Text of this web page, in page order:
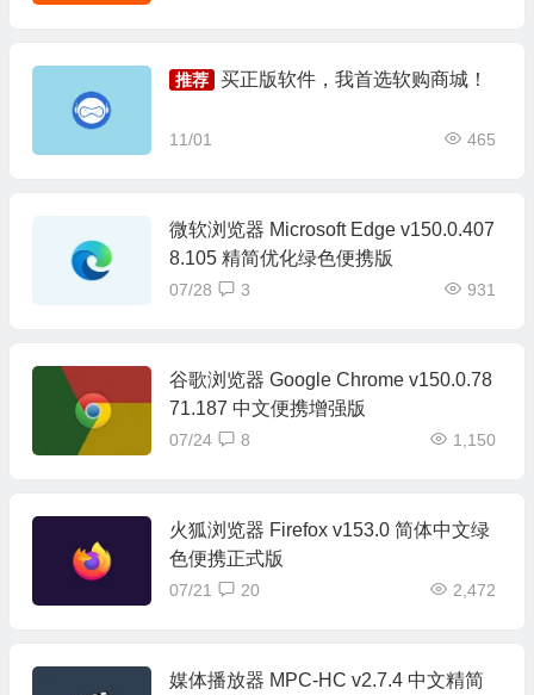
推荐 买正版软件，我首选软购商城！
11/01 465
微软浏览器 Microsoft Edge v150.0.407
8.105 精简优化绿色便携版
07/28 931
3
谷歌浏览器 Google Chrome v150.0.78
71.187 中文便携增强版
07/24 1,150
8
火狐浏览器 Firefox v153.0 简体中文绿
色便携正式版
07/21 2,472
20
媒体播放器 MPC-HC v2.7.4 中文精简